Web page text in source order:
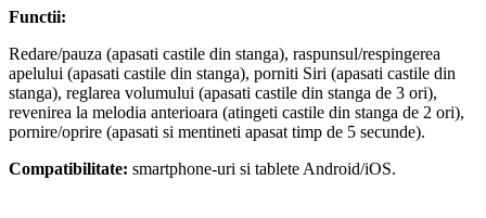
Functii:
Redare/pauza (apasati castile din stanga), raspunsul/respingerea
apelului (apasati castile din stanga), porniti Siri (apasati castile din
stanga), reglarea volumului (apasati castile din stanga de 3 ori),
revenirea la melodia anterioara (atingeti castile din stanga de 2 ori),
pornire/oprire (apasati si mentineti apasat timp de 5 secunde).
Compatibilitate: smartphone-uri si tablete Android/iOS.